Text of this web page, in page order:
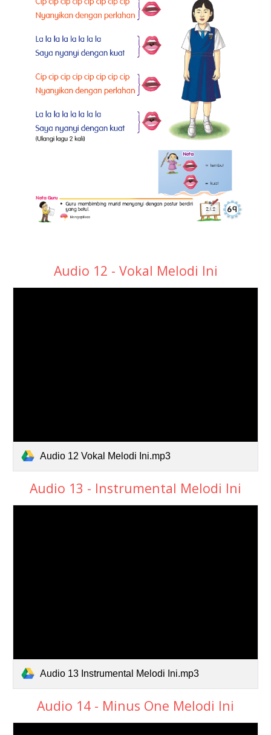
Audio 12 - Vokal Melodi Ini
Audio 12 Vokal Melodi Ini.mp3
Audio 13 - Instrumental Melodi Ini
Audio 13 Instrumental Melodi Ini.mp3
Audio 14 - Minus One Melodi Ini